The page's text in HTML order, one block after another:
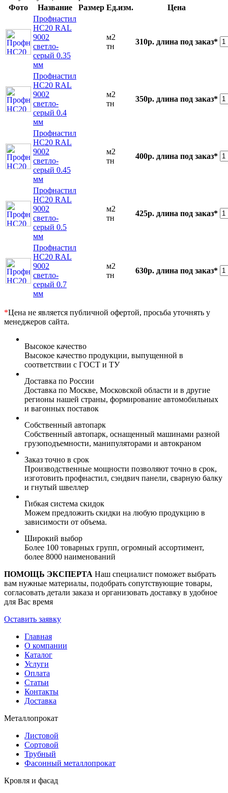
Фото
Название Размер Ед.изм.
Цена
Профнастил
НС20 RAL
9002
светло-
серый 0.35
мм
м2
тн
310р. длина под заказ*
Профнастил
НС20 RAL
9002
светло-
серый 0.4
мм
м2
тн
350р. длина под заказ*
Профнастил
НС20 RAL
9002
светло-
серый 0.45
мм
м2
тн
400р. длина под заказ*
Профнастил
НС20 RAL
9002
светло-
серый 0.5
мм
м2
тн
425р. длина под заказ*
Профнастил
НС20 RAL
9002
светло-
серый 0.7
мм
м2
тн
630р. длина под заказ*
*Цена не является публичной офертой, просьба уточнять у
менеджеров сайта.
Высокое качество
Высокое качество продукции, выпущенной в
соответствии с ГОСТ и ТУ
Доставка по России
Доставка по Москве, Московской области и в другие
регионы нашей страны, формирование автомобильных
и вагонных поставок
Собственный автопарк
Собственный автопарк, оснащенный машинами разной
грузоподъемности, манипуляторами и автокраном
Заказ точно в срок
Производственные мощности позволяют точно в срок,
изготовить профнастил, сэндвич панели, сварную балку
и гнутый швеллер
Гибкая система скидок
Можем предложить скидки на любую продукцию в
зависимости от объема.
Широкий выбор
Более 100 товарных групп, огромный ассортимент,
более 8000 наименований
ПОМОЩЬ ЭКСПЕРТА Наш специалист поможет выбрать
вам нужные материалы, подобрать сопутствующие товары,
согласовать детали заказа и организовать доставку в удобное
для Вас время
Оставить заявку
Главная
О компании
Каталог
Услуги
Оплата
Статьи
Контакты
Доставка
Металлопрокат
Листовой
Сортовой
Трубный
Фасонный металлопрокат
Кровля и фасад